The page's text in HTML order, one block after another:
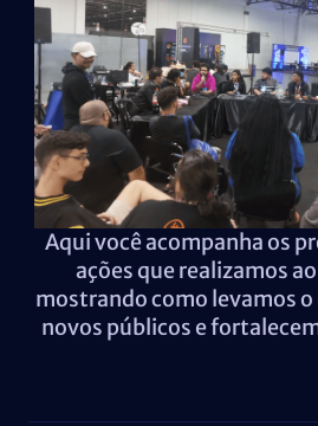
Aqui você acompanha os
ações que realizamos
mostrando como levamos o
novos públicos e